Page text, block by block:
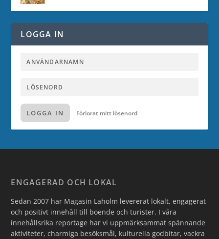
LOGGA IN
LOGGA IN Förlorat mitt lösenord
ENGAGERAD OCH LOKAL
Sedan 2007 har Magasin Laholm levererat lokalt, engagerat
och positivt innehåll till boende och turister. I våra
innehållsrika reportage har vi uppmärksammat spännande
aktiviteter, charmiga besöksmål, kulturella godbitar, vackra